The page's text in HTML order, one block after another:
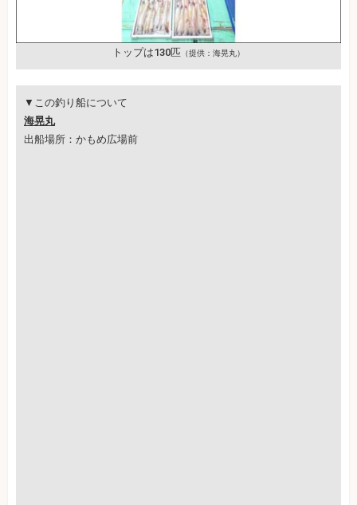
トップは130匹 （提供：海晃丸）
▼この釣り船について
海晃丸
出船場所：かもめ広場前